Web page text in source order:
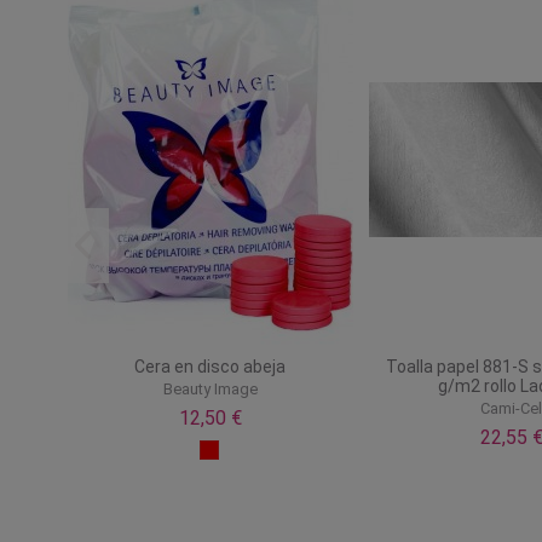
Cera en disco abeja
Beauty Image
12,50 €
Toalla papel 881-S
g/m2 rollo
Cami-Cel
22,55 €